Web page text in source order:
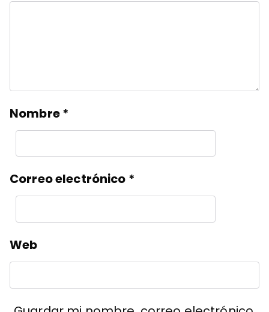
Nombre*
Correo electrónico *
Web